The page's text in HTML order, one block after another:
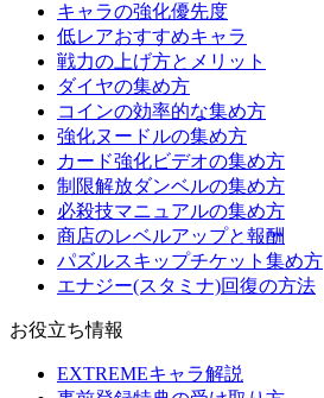
キャラの強化優先度
低レアおすすめキャラ
戦力の上げ方とメリット
ダイヤの集め方
コインの効率的な集め方
強化ヌードルの集め方
カード強化ビデオの集め方
制限解放ダンベルの集め方
必殺技マニュアルの集め方
商店のレベルアップと報酬
パズルスキップチケット集め方
エナジー(スタミナ)回復の方法
お役立ち情報
EXTREMEキャラ解説